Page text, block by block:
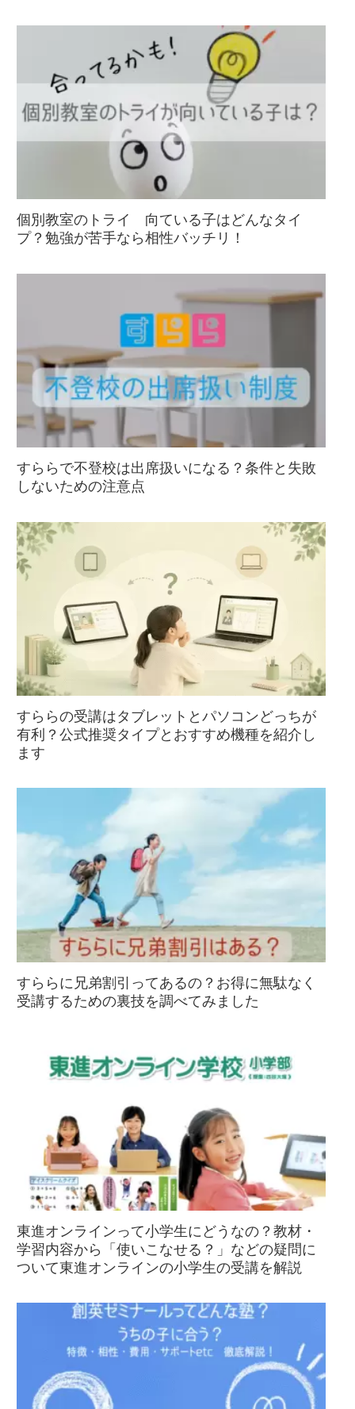
個別教室のトライ 向ている子はどんなタイ
プ？勉強が苦手なら相性バッチリ！
すららで不登校は出席扱いになる？条件と失敗
しないための注意点
すららの受講はタブレットとパソコンどっちが
有利？公式推奨タイプとおすすめ機種を紹介し
ます
すららに兄弟割引ってあるの？お得に無駄なく
受講するための裏技を調べてみました
東進オンラインって小学生にどうなの？教材・
学習内容から「使いこなせる？」などの疑問に
ついて東進オンラインの小学生の受講を解説